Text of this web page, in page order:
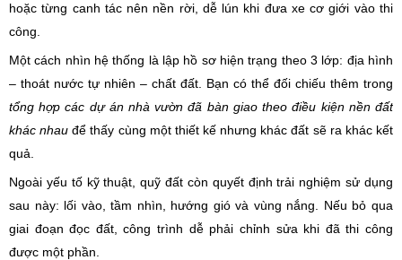
hoặc từng canh tác nên nền rời, dễ lún khi đưa xe cơ giới vào thi
công.
Một cách nhìn hệ thống là lập hồ sơ hiện trạng theo 3 lớp: địa hình
– thoát nước tự nhiên – chất đất. Bạn có thể đối chiếu thêm trong
tổng hợp các dự án nhà vườn đã bàn giao theo điều kiện nền đất
khác nhau để thấy cùng một thiết kế nhưng khác đất sẽ ra khác kết
quả.
Ngoài yếu tố kỹ thuật, quỹ đất còn quyết định trải nghiệm sử dụng
sau này: lối vào, tầm nhìn, hướng gió và vùng nắng. Nếu bỏ qua
giai đoạn đọc đất, công trình dễ phải chỉnh sửa khi đã thi công
được một phần.